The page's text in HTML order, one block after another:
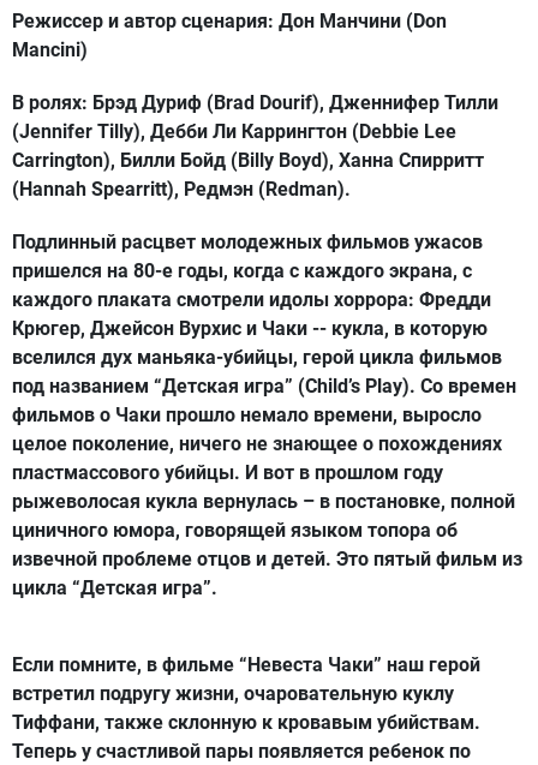
Режиссер и автор сценария: Дон Манчини (Don
Mancini)
В ролях: Брэд Дуриф (Brad Dourif), Дженнифер Тилли
(Jennifer Tilly), Дебби Ли Каррингтон (Debbie Lee
Carrington), Билли Бойд (Billy Boyd), Ханна Спирритт
(Hannah Spearritt), Редмэн (Redman).
Подлинный расцвет молодежных фильмов ужасов
пришелся на 80-е годы, когда с каждого экрана, с
каждого плаката смотрели идолы хоррора: Фредди
Крюгер, Джейсон Вурхис и Чаки -- кукла, в которую
вселился дух маньяка-убийцы, герой цикла фильмов
под названием “Детская игра” (Child’s Play). Со времен
фильмов о Чаки прошло немало времени, выросло
целое поколение, ничего не знающее о похождениях
пластмассового убийцы. И вот в прошлом году
рыжеволосая кукла вернулась – в постановке, полной
циничного юмора, говорящей языком топора об
извечной проблеме отцов и детей. Это пятый фильм из
цикла “Детская игра”.
Если помните, в фильме “Невеста Чаки” наш герой
встретил подругу жизни, очаровательную куклу
Тиффани, также склонную к кровавым убийствам.
Теперь у счастливой пары появляется ребенок по